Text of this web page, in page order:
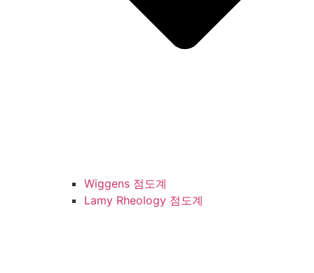
Wiggens 점도계
Lamy Rheology 점도계